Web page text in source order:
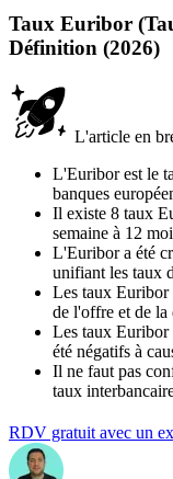
Taux Euribor
Définition (2026)
L'article en
L'Euribor est le
banques
Il existe 8 taux
semaine à 12
L'Euribor a été
unifiant les taux
Les taux Euribor
de l'offre et de la
Les taux Euribor
été négatifs à
Il ne faut pas
taux
RDV gratuit avec un